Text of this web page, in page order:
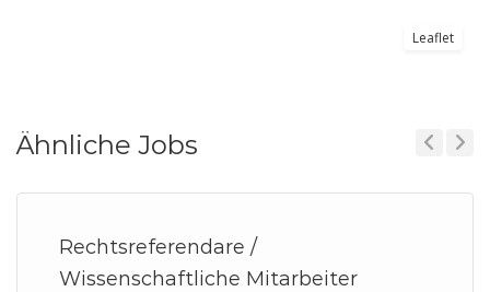
Leaflet
Ähnliche Jobs
Rechtsreferendare /
Wissenschaftliche Mitarbeiter